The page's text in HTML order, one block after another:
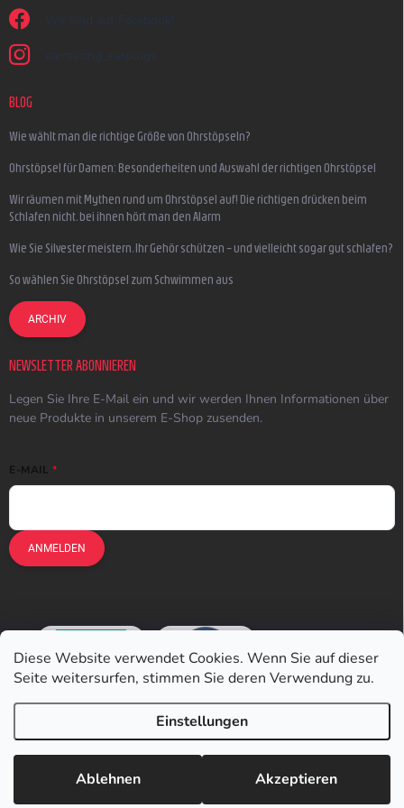
Diese Website verwendet Cookies. Wenn Sie auf dieser
Seite weitersurfen, stimmen Sie deren Verwendung zu.
Einstellungen
Ablehnen Akzeptieren
Wir sind auf Facebook!
earmazing_earplugs
BLOG
Wie wählt man die richtige Größe von Ohrstöpseln?
Ohrstöpsel für Damen: Besonderheiten und Auswahl der richtigen Ohrstöpsel
Wir räumen mit Mythen rund um Ohrstöpsel auf! Die richtigen drücken beim
Schlafen nicht, bei ihnen hört man den Alarm
Wie Sie Silvester meistern, Ihr Gehör schützen – und vielleicht sogar gut schlafen?
So wählen Sie Ohrstöpsel zum Schwimmen aus
ARCHIV
NEWSLETTER ABONNIEREN
Legen Sie Ihre E-Mail ein und wir werden Ihnen Informationen über
neue Produkte in unserem E-Shop zusenden.
E-MAIL
ANMELDEN
Erstellt von Shoptet
Copyright 2026 . Alle Rechte vorbehalten.